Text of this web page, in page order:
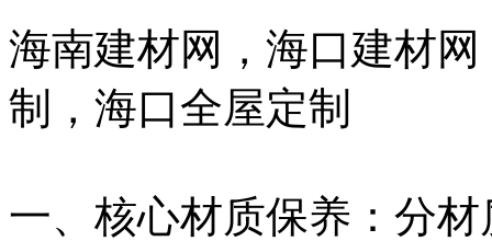
海南建材网，海口建材
制，海口全屋定制
一、核心材质保养：分